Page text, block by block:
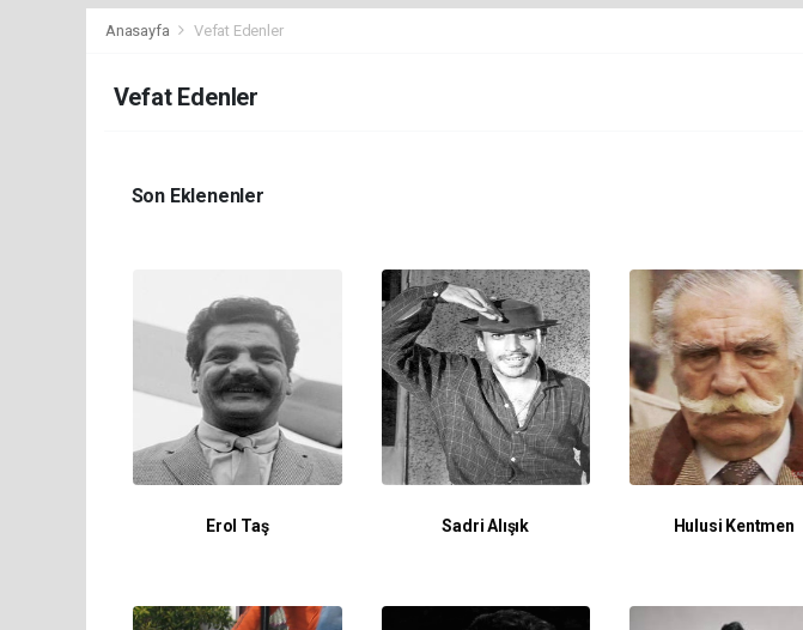
Anasayfa Vefat Edenler
Vefat Edenler
Son Eklenenler
Erol Taş Sadri Alışık Hulusi Kentmen